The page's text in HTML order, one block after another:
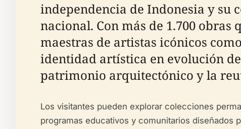
independencia de Indonesia y su
nacional. Con más de 1.700
maestras de artistas icónicos
identidad artística en evolución
patrimonio arquitectónico y la
Los visitantes pueden explorar colecciones
programas educativos y comunitarios diseñados